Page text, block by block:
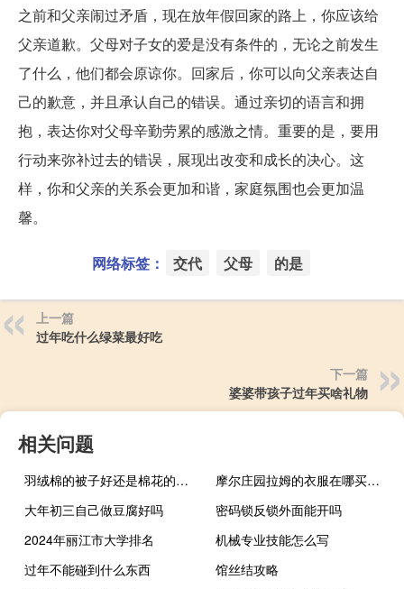
之前和父亲闹过矛盾，现在放年假回家的路上，你应该给
父亲道歉。父母对子女的爱是没有条件的，无论之前发生
了什么，他们都会原谅你。回家后，你可以向父亲表达自
己的歉意，并且承认自己的错误。通过亲切的语言和拥
抱，表达你对父母辛勤劳累的感激之情。重要的是，要用
行动来弥补过去的错误，展现出改变和成长的决心。这
样，你和父亲的关系会更加和谐，家庭氛围也会更加温
馨。
网络标签： 交代 父母 的是
上一篇
过年吃什么绿菜最好吃
下一篇
婆婆带孩子过年买啥礼物
相关问题
羽绒棉的被子好还是棉花的被子好
摩尔庄园拉姆的衣服在哪买（摩尔庄园拉姆的衣服购买地点 快吧手游）
大年初三自己做豆腐好吗
密码锁反锁外面能开吗
2024年丽江市大学排名
机械专业技能怎么写
过年不能碰到什么东西
馆丝结攻略